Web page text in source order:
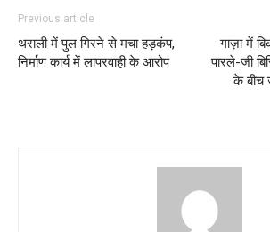
Previous article
थराली में पुल गिरने से मचा हड़कंप,
निर्माण कार्य में लापरवाही के आरोप
गाज़ा में
पारले-जी
के बीच